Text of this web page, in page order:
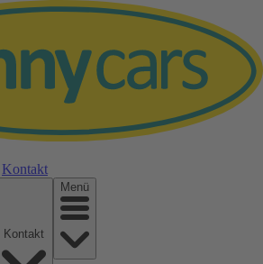
Kontakt
Menü